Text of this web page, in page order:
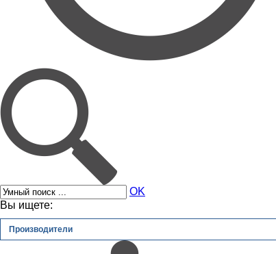
OK
Вы ищете:
Производители